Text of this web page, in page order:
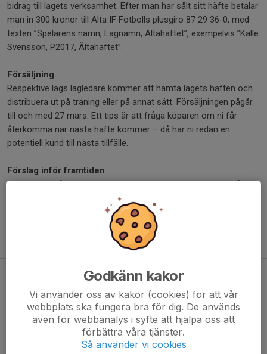
bidrag till lagets verksamhet. Efter man har sålt sitt häfte betalar
man in 300 kronor till Älta IF Fotbolls plusgiro 87 29 36-0, med
texten ”Spelarens namn, Lagnamn, Ältahäftet”, exempelvis ”Kalle
Svensson, P2017, Ältahäftet”.
Försäljning
Respektive lags lagledare kommer att hämta lagets häften och
distribuera ut på träning eller på annat sätt. Försäljningen pågår
till och med 27 mars. Ett tips är att fråga köparen om ni får
återkomma när nästa häfte kommer – då har ni redan en
potentiell kund till nästa tillfälle.
Förslag inför framtiden
Har ni idéer på företag, caféer, restauranger eller utflyktsmål
som borde vara med i framtida häften är ni varmt välkomna att
kansliet@alta.se.
Älta IF Fotboll och Älta IF Innebandy
säljer Ältahäftet
Godkänn kakor
Vi använder oss av kakor (cookies) för att vår
webbplats ska fungera bra för dig. De används
även för webbanalys i syfte att hjälpa oss att
förbättra våra tjänster.
Så använder vi cookies